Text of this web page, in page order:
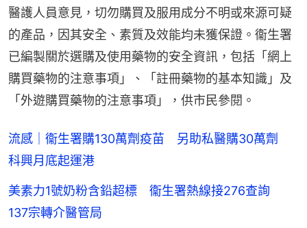
醫護人員意見，切勿購買及服用成分不明或來源可疑
的產品，因其安全、素質及效能均未獲保證。衞生署
已編製關於選購及使用藥物的安全資訊，包括「網上
購買藥物的注意事項」、「註冊藥物的基本知識」及
「外遊購買藥物的注意事項」，供市民參閱。
流感｜衞生署購130萬劑疫苗 另助私醫購30萬劑
科興月底起運港
美素力1號奶粉含鉛超標 衞生署熱線接276查詢
137宗轉介醫管局